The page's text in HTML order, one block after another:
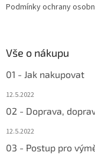
Podmínky ochrany
Vše o nákupu
01 - Jak nakupovat
12.5.2022
02 - Doprava,
12.5.2022
03 - Postup pro